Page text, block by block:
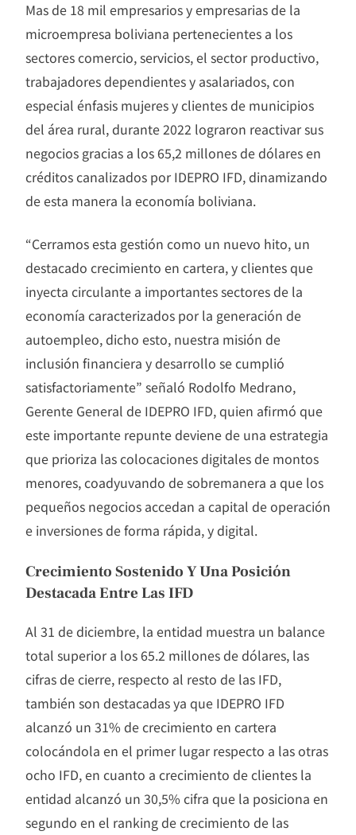
Mas de 18 mil empresarios y empresarias de la
microempresa boliviana pertenecientes a los
sectores comercio, servicios, el sector productivo,
trabajadores dependientes y asalariados, con
especial énfasis mujeres y clientes de municipios
del área rural, durante 2022 lograron reactivar sus
negocios gracias a los 65,2 millones de dólares en
créditos canalizados por IDEPRO IFD, dinamizando
de esta manera la economía boliviana.
“Cerramos esta gestión como un nuevo hito, un
destacado crecimiento en cartera, y clientes que
inyecta circulante a importantes sectores de la
economía caracterizados por la generación de
autoempleo, dicho esto, nuestra misión de
inclusión financiera y desarrollo se cumplió
satisfactoriamente” señaló Rodolfo Medrano,
Gerente General de IDEPRO IFD, quien afirmó que
este importante repunte deviene de una estrategia
que prioriza las colocaciones digitales de montos
menores, coadyuvando de sobremanera a que los
pequeños negocios accedan a capital de operación
e inversiones de forma rápida, y digital.
Crecimiento Sostenido Y Una Posición
Destacada Entre Las IFD
Al 31 de diciembre, la entidad muestra un balance
total superior a los 65.2 millones de dólares, las
cifras de cierre, respecto al resto de las IFD,
también son destacadas ya que IDEPRO IFD
alcanzó un 31% de crecimiento en cartera
colocándola en el primer lugar respecto a las otras
ocho IFD, en cuanto a crecimiento de clientes la
entidad alcanzó un 30,5% cifra que la posiciona en
segundo en el ranking de crecimiento de las